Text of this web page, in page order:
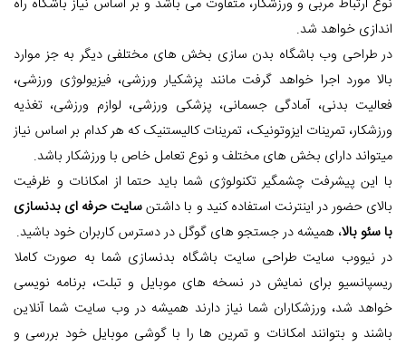
نوع ارتباط مربی و ورزشکار، متفاوت می باشد و بر اساس نیاز باشگاه راه
اندازی خواهد شد.
در طراحی وب باشگاه بدن سازی بخش های مختلفی دیگر به جز موارد
بالا مورد اجرا خواهد گرفت مانند پزشکیار ورزشی، فیزیولوژی ورزشی،
فعالیت بدنی، آمادگی جسمانی، پزشکی ورزشی، لوازم ورزشی، تغذیه
ورزشکار، تمرینات ایزوتونیک، تمرینات کالیستنیک که هر کدام بر اساس نیاز
میتواند دارای بخش های مختلف و نوع تعامل خاص با ورزشکار باشد.
با این پیشرفت چشمگیر تکنولوژی شما باید حتما از امکانات و ظرفیت
بالای حضور در اینترنت استفاده کنید و با داشتنسایت حرفه ای بدنسازی
با سئو بالا، همیشه در جستجو های گوگل در دسترس کاربران خود باشید.
در نیووب سایت طراحی سایت باشگاه بدنسازی شما به صورت کاملا
ریسپانسیو برای نمایش در نسخه های موبایل و تبلت، برنامه نویسی
خواهد شد، ورزشکاران شما نیاز دارند همیشه در وب سایت شما آنلاین
باشند و بتوانند امکانات و تمرین ها را با گوشی موبایل خود بررسی و